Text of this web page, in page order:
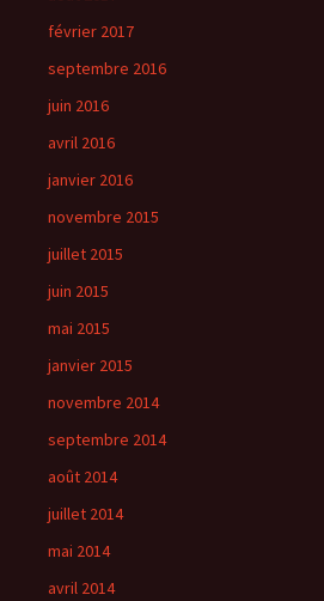
février 2017
septembre 2016
juin 2016
avril 2016
janvier 2016
novembre 2015
juillet 2015
juin 2015
mai 2015
janvier 2015
novembre 2014
septembre 2014
août 2014
juillet 2014
mai 2014
avril 2014